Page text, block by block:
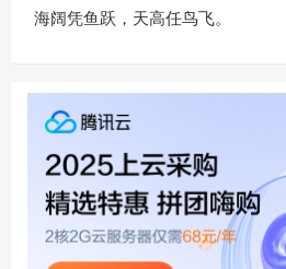
海阔凭鱼跃，天高任鸟飞。